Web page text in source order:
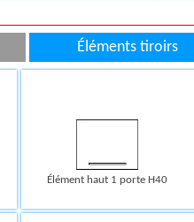
Éléments tiroirs
Élément haut 1 porte H40